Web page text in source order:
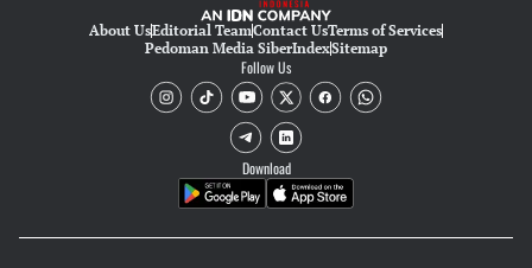
About UsEditorial TeamContact UsTerms of Services
Pedoman Media SiberIndexSitemap
Follow Us
Download